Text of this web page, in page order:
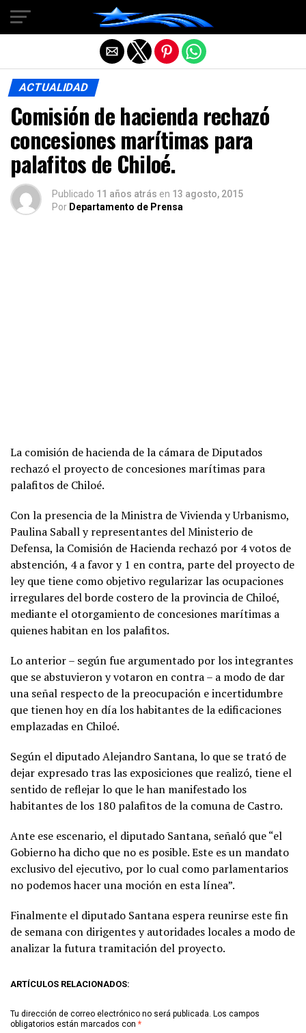
ACTUALIDAD
Comisión de hacienda rechazó
concesiones marítimas para
palafitos de Chiloé.
Publicado 11 años atrás en 13 agosto, 2015
Por Departamento de Prensa
La comisión de hacienda de la cámara de Diputados
rechazó el proyecto de concesiones marítimas para
palafitos de Chiloé.
Con la presencia de la Ministra de Vivienda y Urbanismo,
Paulina Saball y representantes del Ministerio de
Defensa, la Comisión de Hacienda rechazó por 4 votos de
abstención, 4 a favor y 1 en contra, parte del proyecto de
ley que tiene como objetivo regularizar las ocupaciones
irregulares del borde costero de la provincia de Chiloé,
mediante el otorgamiento de concesiones marítimas a
quienes habitan en los palafitos.
Lo anterior – según fue argumentado por los integrantes
que se abstuvieron y votaron en contra – a modo de dar
una señal respecto de la preocupación e incertidumbre
que tienen hoy en día los habitantes de la edificaciones
emplazadas en Chiloé.
Según el diputado Alejandro Santana, lo que se trató de
dejar expresado tras las exposiciones que realizó, tiene el
sentido de reflejar lo que le han manifestado los
habitantes de los 180 palafitos de la comuna de Castro.
Ante ese escenario, el diputado Santana, señaló que “el
Gobierno ha dicho que no es posible. Este es un mandato
exclusivo del ejecutivo, por lo cual como parlamentarios
no podemos hacer una moción en esta línea”.
Finalmente el diputado Santana espera reunirse este fin
de semana con dirigentes y autoridades locales a modo de
analizar la futura tramitación del proyecto.
ARTÍCULOS RELACIONADOS:
Tu dirección de correo electrónico no será publicada. Los campos
obligatorios están marcados con *
Salir de la versión móvil